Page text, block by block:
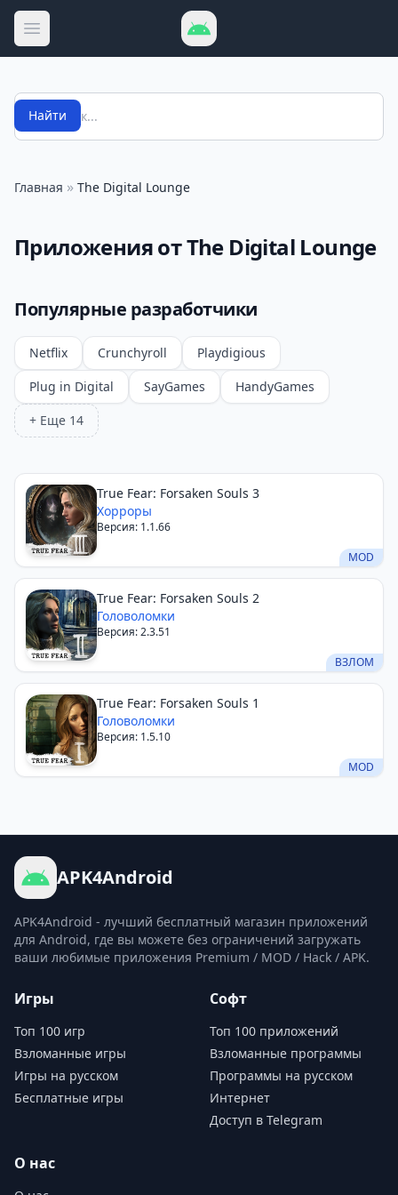
Открыть меню
Поиск
Найти
Главная » The Digital Lounge
Приложения от The Digital Lounge
Популярные разработчики
Netflix Crunchyroll
Playdigious
Plug in Digital
SayGames
HandyGames
+ Еще 14
True Fear: Forsaken Souls 3
Хорроры
Версия: 1.1.66
MOD
True Fear: Forsaken Souls 2
Головоломки
Версия: 2.3.51
ВЗЛОМ
True Fear: Forsaken Souls 1
Головоломки
Версия: 1.5.10
MOD
APK4Android
APK4Android - лучший бесплатный магазин приложений
для Android, где вы можете без ограничений загружать
ваши любимые приложения Premium / MOD / Hack / APK.
Игры
Топ 100 игр
Взломанные игры
Игры на русском
Бесплатные игры
Софт
Топ 100 приложений
Взломанные программы
Программы на русском
Интернет
Доступ в Telegram
О нас